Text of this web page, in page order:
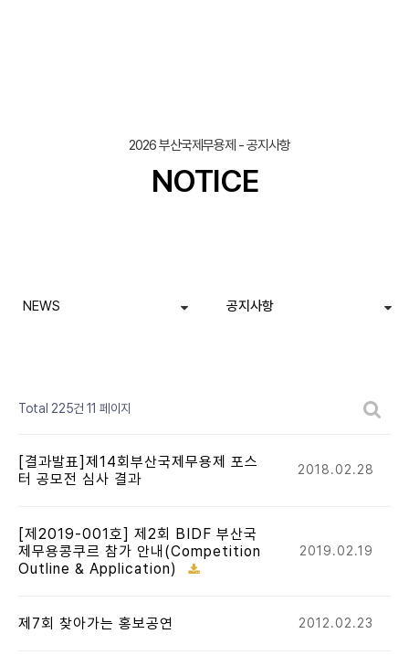
2026 부산국제무용제 - 공지사항
NOTICE
NEWS 공지사항
Total 225건 11 페이지
[결과발표]제14회부산국제무용제 포스
터 공모전 심사 결과
2018.02.28
[제2019-001호] 제2회 BIDF 부산국
제무용콩쿠르 참가 안내(Competition
Outline & Application)
2019.02.19
제7회 찾아가는 홍보공연 2012.02.23